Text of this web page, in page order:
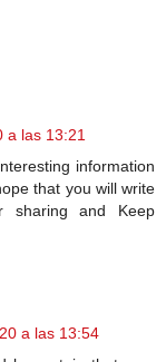
a las 13:21
information
that you will write
sharing and Keep
a las 13:54